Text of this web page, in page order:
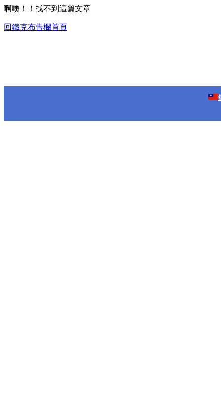
啊噢！！找不到這篇文章
回鐵克布告欄首頁